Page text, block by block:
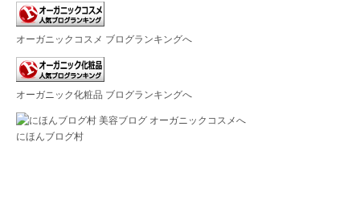
オーガニックコスメ ブログランキングへ
オーガニック化粧品 ブログランキングへ
にほんブログ村